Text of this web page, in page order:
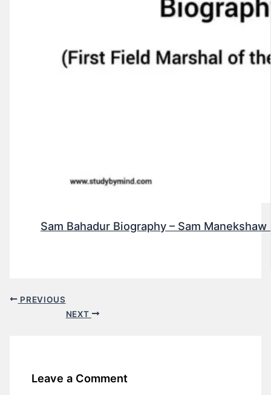
Sam Bahadur Biography – Sam
PREVIOUS
NEXT
Leave a Comment